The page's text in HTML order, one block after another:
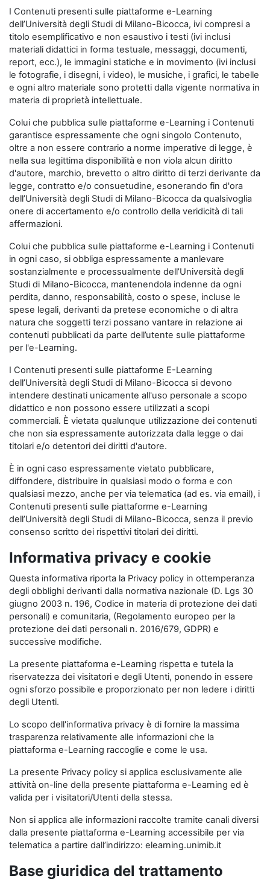
I Contenuti presenti sulle piattaforme e-Learning
dell’Università degli Studi di Milano-Bicocca, ivi compresi a
titolo esemplificativo e non esaustivo i testi (ivi inclusi
materiali didattici in forma testuale, messaggi, documenti,
report, ecc.), le immagini statiche e in movimento (ivi inclusi
le fotografie, i disegni, i video), le musiche, i grafici, le tabelle
e ogni altro materiale sono protetti dalla vigente normativa in
materia di proprietà intellettuale.
Colui che pubblica sulle piattaforme e-Learning i Contenuti
garantisce espressamente che ogni singolo Contenuto,
oltre a non essere contrario a norme imperative di legge, è
nella sua legittima disponibilità e non viola alcun diritto
d'autore, marchio, brevetto o altro diritto di terzi derivante da
legge, contratto e/o consuetudine, esonerando fin d'ora
dell’Università degli Studi di Milano-Bicocca da qualsivoglia
onere di accertamento e/o controllo della veridicità di tali
affermazioni.
Colui che pubblica sulle piattaforme e-Learning i Contenuti
in ogni caso, si obbliga espressamente a manlevare
sostanzialmente e processualmente dell’Università degli
Studi di Milano-Bicocca, mantenendola indenne da ogni
perdita, danno, responsabilità, costo o spese, incluse le
spese legali, derivanti da pretese economiche o di altra
natura che soggetti terzi possano vantare in relazione ai
contenuti pubblicati da parte dell’utente sulle piattaforme
per l'e-Learning.
I Contenuti presenti sulle piattaforme E-Learning
dell’Università degli Studi di Milano-Bicocca si devono
intendere destinati unicamente all'uso personale a scopo
didattico e non possono essere utilizzati a scopi
commerciali. È vietata qualunque utilizzazione dei contenuti
che non sia espressamente autorizzata dalla legge o dai
titolari e/o detentori dei diritti d'autore.
È in ogni caso espressamente vietato pubblicare,
diffondere, distribuire in qualsiasi modo o forma e con
qualsiasi mezzo, anche per via telematica (ad es. via email), i
Contenuti presenti sulle piattaforme e-Learning
dell’Università degli Studi di Milano-Bicocca, senza il previo
consenso scritto dei rispettivi titolari dei diritti.
Informativa privacy e cookie
Questa informativa riporta la Privacy policy in ottemperanza
degli obblighi derivanti dalla normativa nazionale (D. Lgs 30
giugno 2003 n. 196, Codice in materia di protezione dei dati
personali) e comunitaria, (Regolamento europeo per la
protezione dei dati personali n. 2016/679, GDPR) e
successive modifiche.
La presente piattaforma e-Learning rispetta e tutela la
riservatezza dei visitatori e degli Utenti, ponendo in essere
ogni sforzo possibile e proporzionato per non ledere i diritti
degli Utenti.
Lo scopo dell'informativa privacy è di fornire la massima
trasparenza relativamente alle informazioni che la
piattaforma e-Learning raccoglie e come le usa.
La presente Privacy policy si applica esclusivamente alle
attività on-line della presente piattaforma e-Learning ed è
valida per i visitatori/Utenti della stessa.
Non si applica alle informazioni raccolte tramite canali diversi
dalla presente piattaforma e-Learning accessibile per via
telematica a partire dall’indirizzo: elearning.unimib.it
Base giuridica del trattamento